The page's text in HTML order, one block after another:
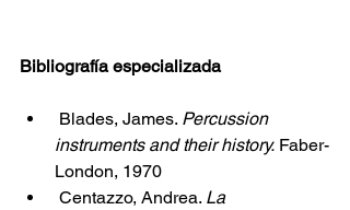
Bibliografía especializada
Blades, James. Percussion
instruments and their history. Faber-
London, 1970
Centazzo, Andrea. La